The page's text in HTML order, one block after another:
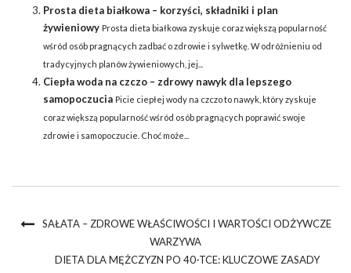
Prosta dieta białkowa – korzyści, składniki i plan
żywieniowy Prosta dieta białkowa zyskuje coraz większą popularność
wśród osób pragnących zadbać o zdrowie i sylwetkę. W odróżnieniu od
tradycyjnych planów żywieniowych, jej...
Ciepła woda na czczo – zdrowy nawyk dla lepszego
samopoczucia Picie ciepłej wody na czczo to nawyk, który zyskuje
coraz większą popularność wśród osób pragnących poprawić swoje
zdrowie i samopoczucie. Choć może...
SAŁATA – ZDROWE WŁAŚCIWOŚCI I WARTOŚCI ODŻYWCZE
WARZYWA
DIETA DLA MĘŻCZYZN PO 40-TCE: KLUCZOWE ZASADY